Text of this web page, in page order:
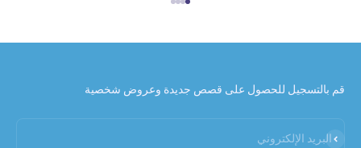
الانتقال إلى العنصر 1
الانتقال إلى العنصر 2
الانتقال إلى العنصر 3
الانتقال إلى العنصر 4
قم بالتسجيل للحصول على قصص جديدة وعروض شخصية
البريد الإلكتروني